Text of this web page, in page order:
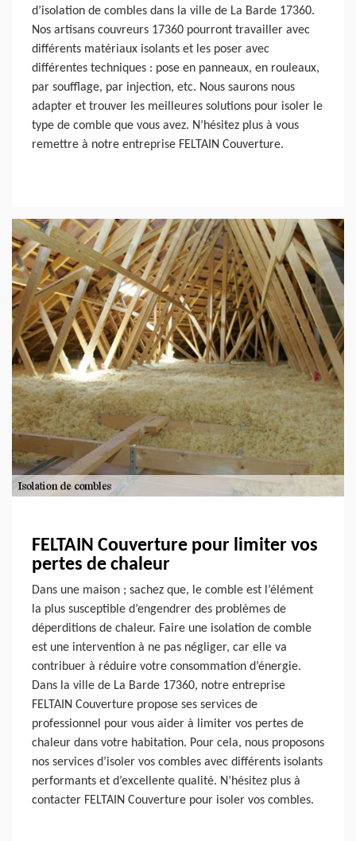
d’isolation de combles dans la ville de La Barde 17360.
Nos artisans couvreurs 17360 pourront travailler avec
différents matériaux isolants et les poser avec
différentes techniques : pose en panneaux, en rouleaux,
par soufflage, par injection, etc. Nous saurons nous
adapter et trouver les meilleures solutions pour isoler le
type de comble que vous avez. N’hésitez plus à vous
remettre à notre entreprise FELTAIN Couverture.
FELTAIN Couverture pour limiter vos
pertes de chaleur
Dans une maison ; sachez que, le comble est l’élément
la plus susceptible d’engendrer des problèmes de
déperditions de chaleur. Faire une isolation de comble
est une intervention à ne pas négliger, car elle va
contribuer à réduire votre consommation d’énergie.
Dans la ville de La Barde 17360, notre entreprise
FELTAIN Couverture propose ses services de
professionnel pour vous aider à limiter vos pertes de
chaleur dans votre habitation. Pour cela, nous proposons
nos services d’isoler vos combles avec différents isolants
performants et d’excellente qualité. N’hésitez plus à
contacter FELTAIN Couverture pour isoler vos combles.